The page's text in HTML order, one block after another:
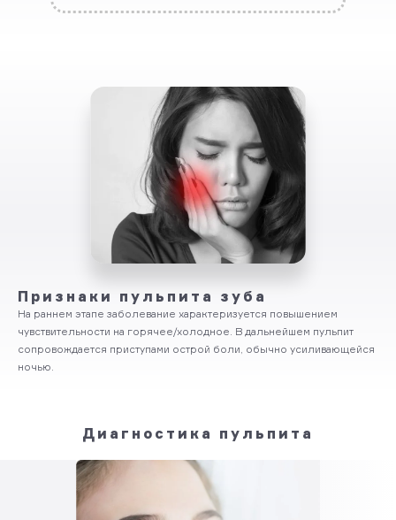
Признаки пульпита зуба
На раннем этапе заболевание характеризуется повышением
чувствительности на горячее/холодное. В дальнейшем пульпит
сопровождается приступами острой боли, обычно усиливающейся
ночью.
Диагностика пульпита